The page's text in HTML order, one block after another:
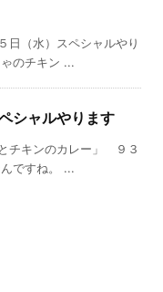
日（水）スペシャルやり
のチキン ...
シャルやります
チキンのカレー」 ９３
ですね。 ...